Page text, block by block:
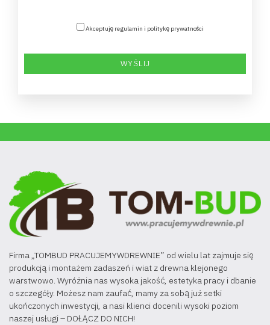
Akceptuję regulamin i politykę prywatności
Firma „TOMBUD PRACUJEMYWDREWNIE” od wielu lat zajmuje się
produkcją i montażem zadaszeń i wiat z drewna klejonego
warstwowo. Wyróżnia nas wysoka jakość, estetyka pracy i dbanie
o szczegóły. Możesz nam zaufać, mamy za sobą już setki
ukończonych inwestycji, a nasi klienci docenili wysoki poziom
naszej usługi – DOŁĄCZ DO NICH!